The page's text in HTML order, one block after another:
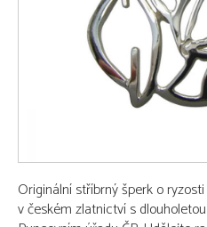
Originální stříbrný šperk o
v českém zlatnictví s